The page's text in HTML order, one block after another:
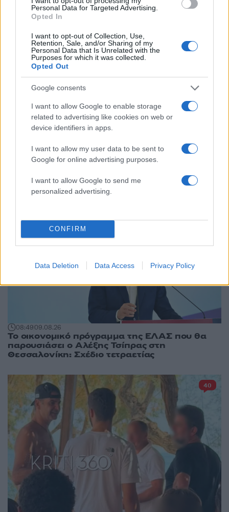
Personal Data for Targeted Advertising.
Opted In
I want to opt-out of Collection, Use,
Retention, Sale, and/or Sharing of my
Personal Data that Is Unrelated with the
Purposes for which it was collected.
Opted Out
Google consents
I want to allow Google to enable storage
related to advertising like cookies on web or
device identifiers in apps.
I want to allow my user data to be sent to
Google for online advertising purposes.
I want to allow Google to send me
personalized advertising.
CONFIRM
Data Deletion Data Access Privacy Policy
γιατρού
916 προϊόντα στην εθνική πρωτοβουλία,
ανάμεσά τους 130 σχολικά
ΕΛΑΣ: Ο Αλέξης Δέδες ο πρώτος
υποψήφιος βουλευτής του κόμματος –
Από τα διοικητικά της ΑΕΚ στην πολιτική
σκηνή
Πολιτική: Περισσότερα
άρθρα
08:4909.08.26
Το οικονομικό πρόγραμμα της ΕΛΑΣ που θα
παρουσιάσει ο Αλέξης Τσίπρας στη
Θεσσαλονίκη: Σχέδιο τετραετίας
40